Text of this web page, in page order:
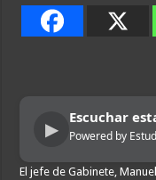
▶
Escuchar
Powered by
El jefe de Gabinete,